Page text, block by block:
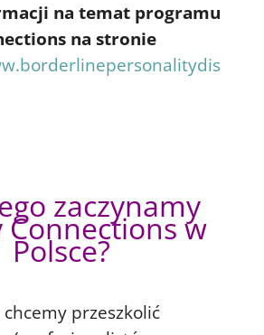
na temat programu
na stronie
zaczynamy
Connections w
Polsce?
przeszkolić